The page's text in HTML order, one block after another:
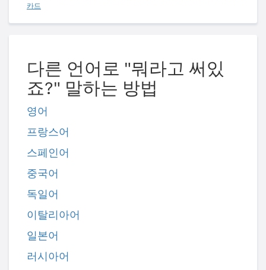
카드
다른 언어로 "뭐라고 써있
죠?" 말하는 방법
영어
프랑스어
스페인어
중국어
독일어
이탈리아어
일본어
러시아어